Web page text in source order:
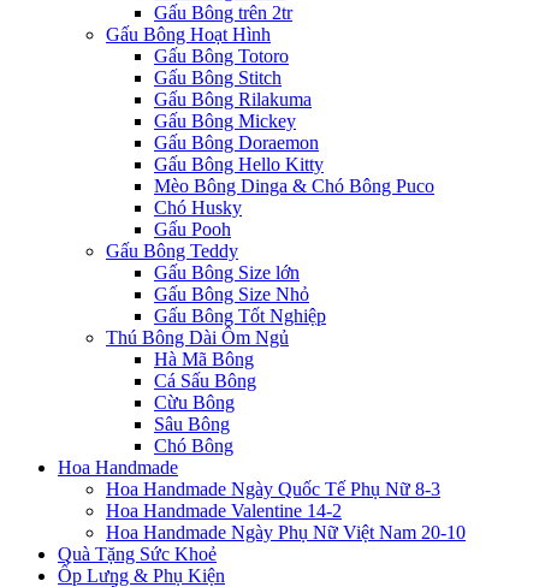
Gấu Bông trên 2tr
Gấu Bông Hoạt Hình
Gấu Bông Totoro
Gấu Bông Stitch
Gấu Bông Rilakuma
Gấu Bông Mickey
Gấu Bông Doraemon
Gấu Bông Hello Kitty
Mèo Bông Dinga & Chó Bông Puco
Chó Husky
Gấu Pooh
Gấu Bông Teddy
Gấu Bông Size lớn
Gấu Bông Size Nhỏ
Gấu Bông Tốt Nghiệp
Thú Bông Dài Ôm Ngủ
Hà Mã Bông
Cá Sấu Bông
Cừu Bông
Sâu Bông
Chó Bông
Hoa Handmade
Hoa Handmade Ngày Quốc Tế Phụ Nữ 8-3
Hoa Handmade Valentine 14-2
Hoa Handmade Ngày Phụ Nữ Việt Nam 20-10
Quà Tặng Sức Khoẻ
Ốp Lưng & Phụ Kiện